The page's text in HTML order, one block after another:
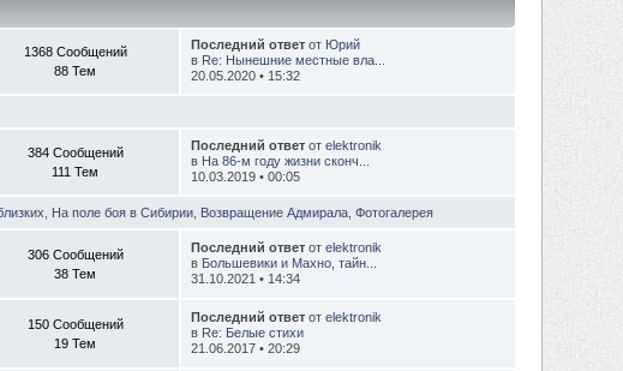
1368 Сообщений
88 Тем
Последний ответот Юрий
в Re: Нынешние местные вла...
20.05.2020 • 15:32
384 Сообщений
111 Тем
Последний ответот elektronik
в На 86-м году жизни сконч...
10.03.2019 • 00:05
На поле боя в Сибирии Возвращение Адмирала ,Фотогалерея
306 Сообщений
38 Тем
Последний ответот elektronik
в Большевики и Махно, тайн...
31.10.2021 • 14:34
150 Сообщений
19 Тем
Последний ответот elektronik
в Re: Белые стихи
21.06.2017 • 20:29